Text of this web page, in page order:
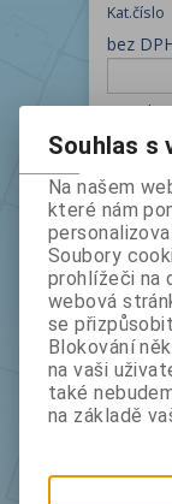
Kat.číslo
bez
Kat.číslo
bez
Souhlas s
Na našem
které nám
Soubory
prohlížeči na
webová
se
Blokování
na vaši
také
na základě